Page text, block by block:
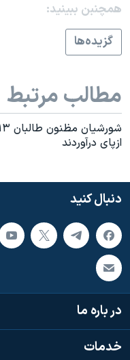
قانون شفافیت دارائی کادر
اعتراضات مردمی آبان ۹۸
اسرائیل در جنگ
همایش محافظه‌کاران
صفحه‌های ویژه
همچنبن ببینید:
گزيده‌ها
مطالب مرتبط
ازپای درآوردند
دنبال کنید
در باره ما
خدمات